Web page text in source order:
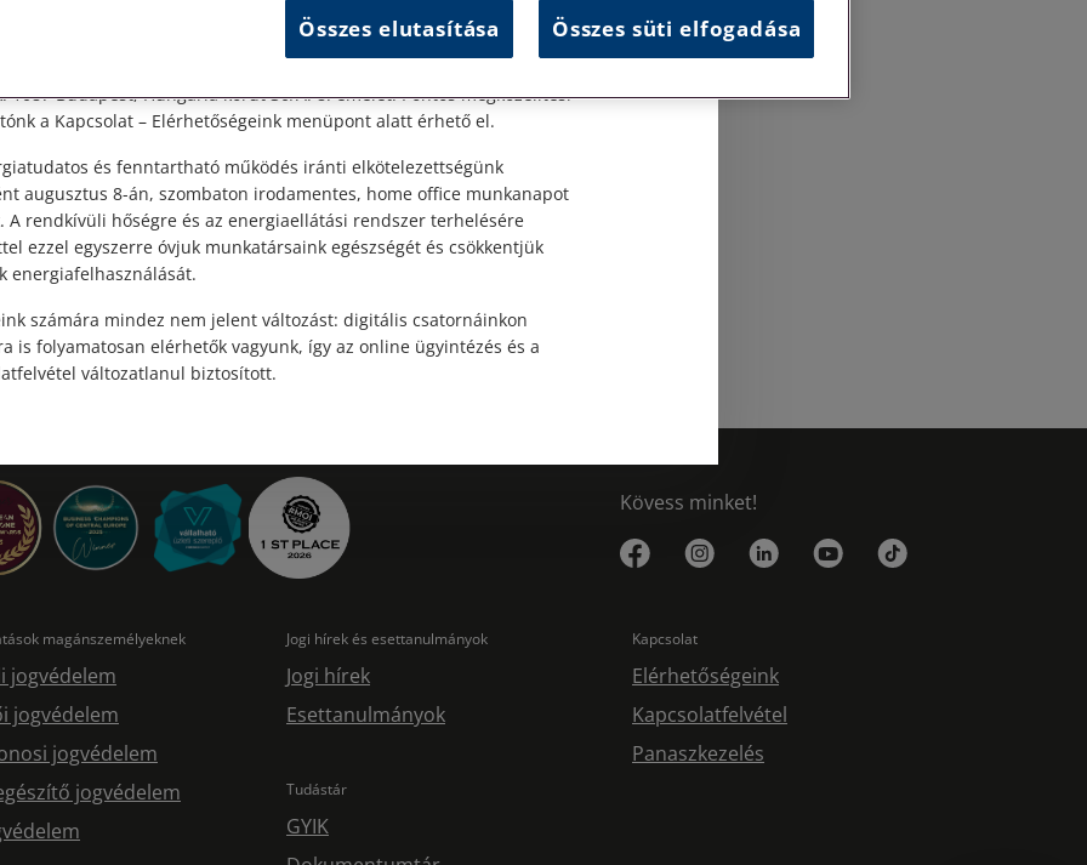
lehet valaki egyéni vállalkozó. Ebben az írásban
további hasznos tudnivalókat, információkat
gyűjtöttünk össze vállalkozók, leendő
vállalkozók számára....
Elolvasom
Kövess minket!
magánszemélyeknek
jogvédelem
jogvédelem
jogvédelem
jogvédelem
Jogi hírek és esettanulmányok
Jogi hírek
Esettanulmányok
Tudástár
GYIK
Kapcsolat
Elérhetőségeink
Kapcsolatfelvétel
Panaszkezelés
ügyfélszolgálatunk telefonon történő előzetes időpontegyeztetés
1087 Budapest, Hungária körút 30/A. 8. emelet. Pontos megközelítési
a Kapcsolat – Elérhetőségeink menüpont alatt érhető el.
és fenntartható működés iránti elkötelezettségünk
augusztus 8-án, szombaton irodamentes, home office munkanapot
A rendkívüli hőségre és az energiaellátási rendszer terhelésére
ezzel egyszerre óvjuk munkatársaink egészségét és csökkentjük
energiafelhasználását.
számára mindez nem jelent változást: digitális csatornáinkon
is folyamatosan elérhetők vagyunk, így az online ügyintézés és a
változatlanul biztosított.
Összes elutasítása Összes süti elfogadása